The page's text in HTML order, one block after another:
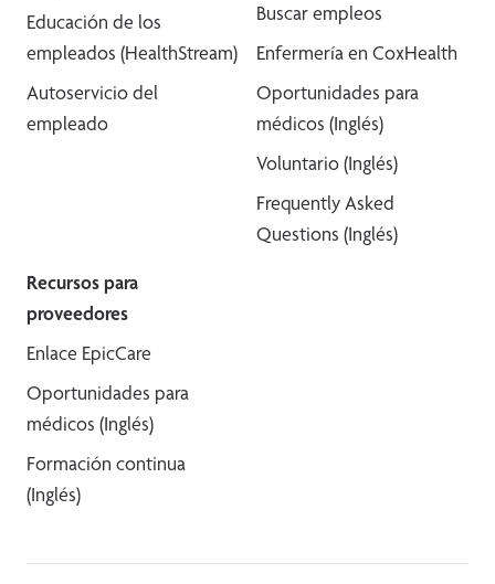
Educación de los
empleados (HealthStream)
Autoservicio del
empleado
Buscar empleos
Enfermería en CoxHealth
Oportunidades para
médicos (Inglés)
Voluntario (Inglés)
Frequently Asked
Questions (Inglés)
Recursos para
proveedores
Enlace EpicCare
Oportunidades para
médicos (Inglés)
Formación continua
(Inglés)